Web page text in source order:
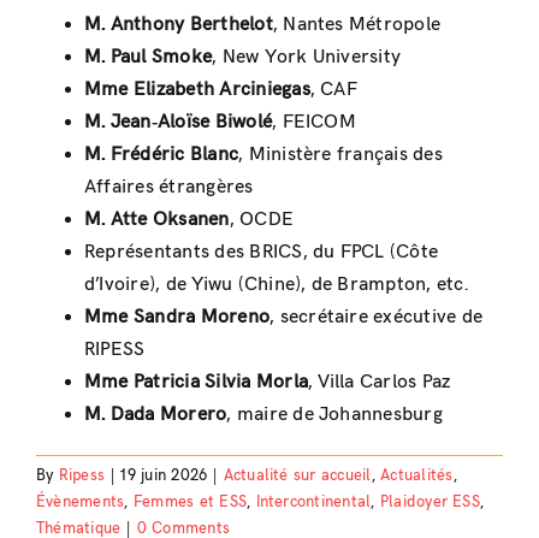
M. Anthony Berthelot, Nantes Métropole
M. Paul Smoke, New York University
Mme Elizabeth Arciniegas, CAF
M. Jean‑Aloïse Biwolé, FEICOM
M. Frédéric Blanc, Ministère français des
Affaires étrangères
M. Atte Oksanen, OCDE
Représentants des BRICS, du FPCL (Côte
d’Ivoire), de Yiwu (Chine), de Brampton, etc.
Mme Sandra Moreno, secrétaire exécutive de
RIPESS
Mme Patricia Silvia Morla, Villa Carlos Paz
M. Dada Morero, maire de Johannesburg
By Ripess | 19 juin 2026 | Actualité sur accueil,Actualités,
Évènements, Femmes et ESS, Intercontinental, Plaidoyer ESS,
Thématique | 0 Comments